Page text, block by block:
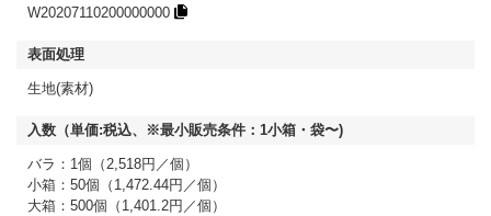
W20207110200000000
生地(素材)
バラ：1個（2,518円／個）
小箱：50個（1,472.44円／個）
大箱：500個（1,401.2円／個）